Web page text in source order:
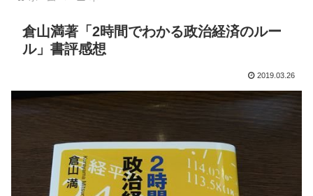
倉山満著「2時間でわかる政治経済のルー
ル」書評感想
2019.03.26